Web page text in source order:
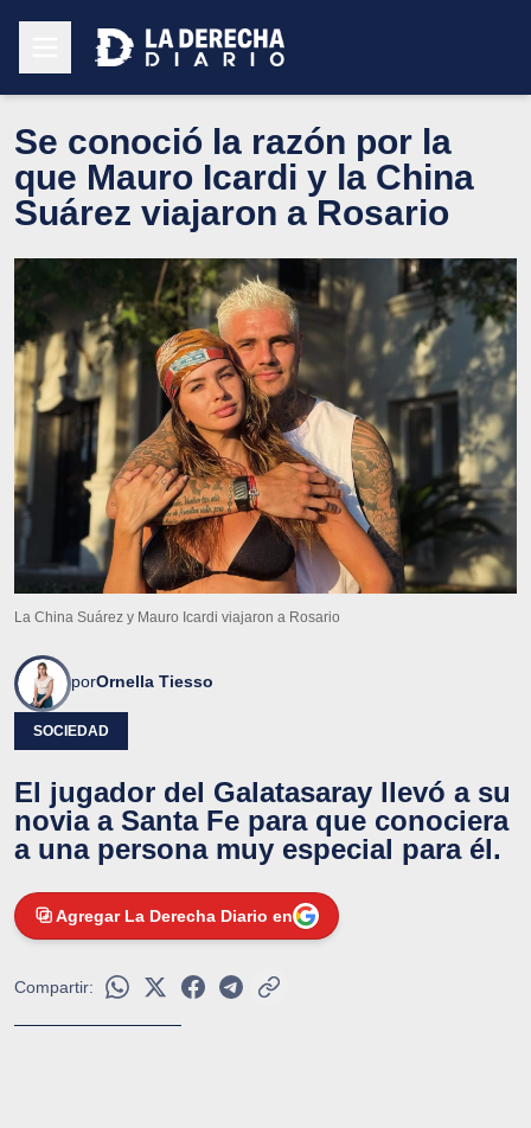
Se conoció la razón por la
que Mauro Icardi y la China
Suárez viajaron a Rosario
La China Suárez y Mauro Icardi viajaron a Rosario
porOrnella Tiesso
SOCIEDAD
El jugador del Galatasaray llevó a su
novia a Santa Fe para que conociera
a una persona muy especial para él.
Agregar La Derecha Diario en
Compartir: